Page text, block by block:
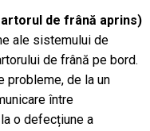
de frână aprins)
ale sistemului de
de frână pe bord.
probleme, de la un
între
o defecțiune a